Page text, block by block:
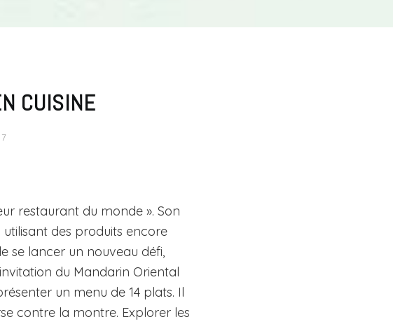
CUISINE
restaurant du monde ». Son
des produits encore
se lancer un nouveau défi,
du Mandarin Oriental
un menu de 14 plats. Il
contre la montre. Explorer les